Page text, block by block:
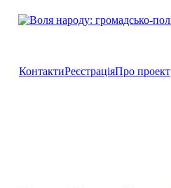
КонтактиРеєстраціяПро проект